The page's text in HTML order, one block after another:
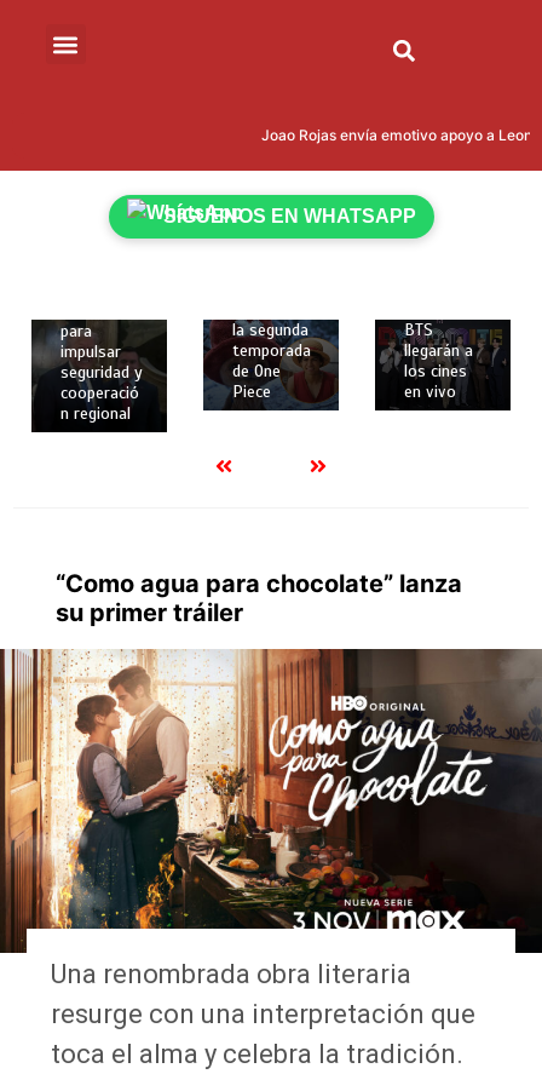
Joao Rojas envía emotivo apoyo a
SÍGUENOS EN WHATSAPP
2 mins
Donald
reúne en
Miami a 12
para
impulsar
seguridad y
cooperació
n regional
2026
2 mins
Netflix
revela
nuevos
la segunda
temporada
de One
Piece
febrero de
2026
2 mins
Los dos
primeros
BTS
llegarán a
los cines
en vivo
“Como agua para chocolate” lanza
su primer tráiler
Una renombrada obra literaria
resurge con una interpretación que
toca el alma y celebra la tradición.